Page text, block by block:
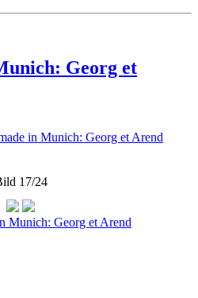
Georg et
in Munich: Georg et Arend
17/24